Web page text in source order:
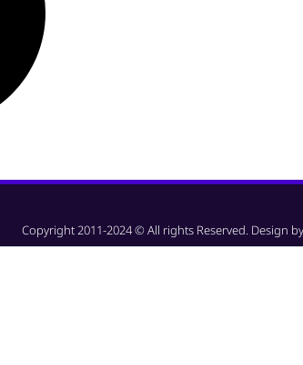
Copyright 2011-2024 © All rights Reserved. Design